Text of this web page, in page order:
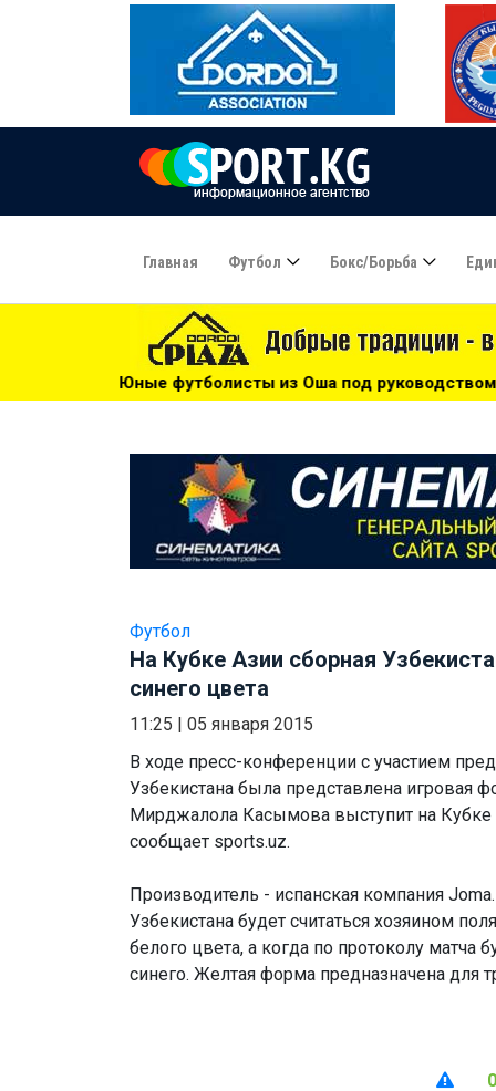
Главная Футбол Бокс/борьба
из Оша под руководством Азамата Байматова
Футбол
На Кубке Азии сборная
синего цвета
11:25
05 января 2015
В ходе пресс-конференции с участием
Узбекистана была представлена игровая
Мирджалола Касымова выступит на Кубке
сообщает sports.uz.
Производитель - испанская компания
Узбекистана будет считаться хозяином
белого цвета, а когда по протоколу матча
синего. Желтая форма предназначена для
0